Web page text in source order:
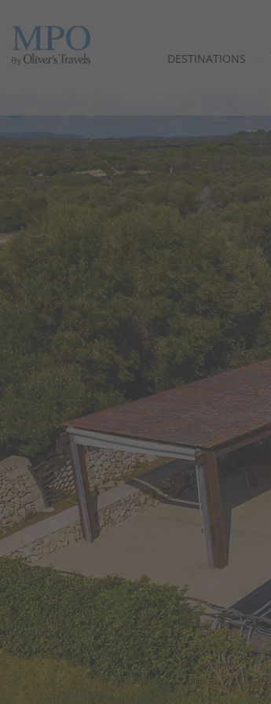
DESTINATIONS
Destinations
Villas
Minorque
Offres
Pourquoi nous?
Propriétaires
Portail